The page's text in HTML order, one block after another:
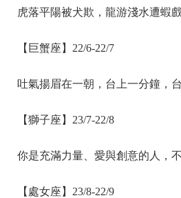
虎落平陽被犬欺，龍游淺水遭蝦戲
【巨蟹座】22/6-22/7
吐氣揚眉在一朝，台上一分鐘，台
【獅子座】23/7-22/8
你是充滿力量、愛與創意的人，不
【處女座】23/8-22/9